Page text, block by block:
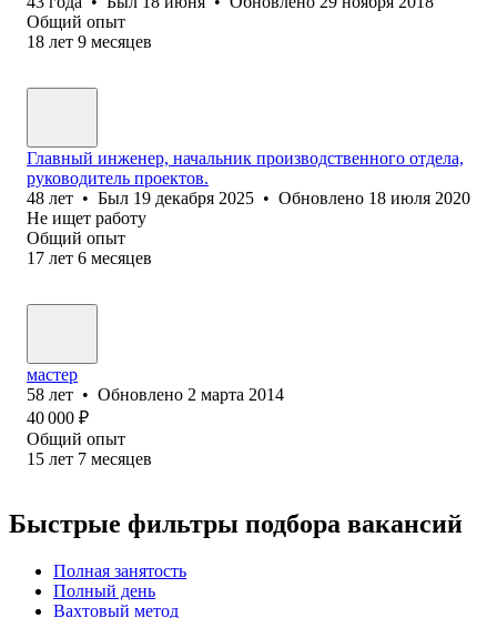
Общий опыт
18 лет 9 месяцев
Главный инженер, начальник производственного отдела,
руководитель проектов.
48 лет • Был 19 декабря 2025 • Обновлено 18 июля 2020
Не ищет работу
Общий опыт
17 лет 6 месяцев
мастер
58 лет • Обновлено 2 марта 2014
40 000 ₽
Общий опыт
15 лет 7 месяцев
Быстрые фильтры подбора вакансий
Полная занятость
Полный день
Вахтовый метод